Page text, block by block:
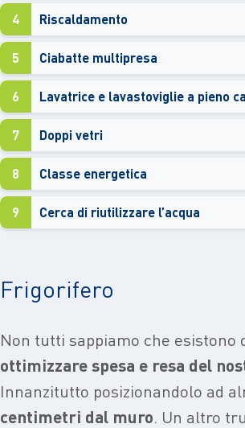
4 Riscaldamento
5 Ciabatte multipresa
6 Lavatrice e lavastoviglie a pieno
7 Doppi vetri
8 Classe energetica
9 Cerca di riutilizzare l’acqua
Frigorifero
Non tutti sappiamo che esistono
ottimizzare spesa e resa del
Innanzitutto posizionandolo ad
centimetri dal muro. Un altro